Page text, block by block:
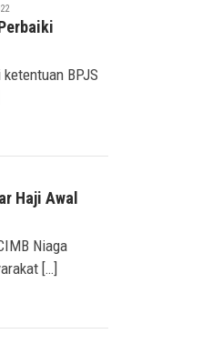
BPJS
Haji Awal
Niaga
[…]